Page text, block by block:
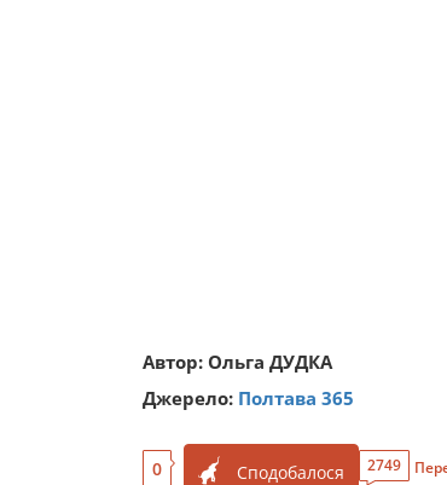
Автор: Ольга ДУДКА
Джерело: Полтава 365
0 Сподобалося 2749